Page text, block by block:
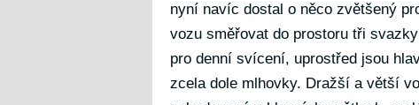
nyní navíc dostal o něco zvětšený
vozu směřovat do prostoru tři
pro denní svícení, uprostřed jsou
zcela dole mlhovky. Dražší a větší